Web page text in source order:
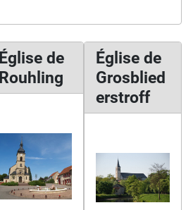
Église de
Rouhling
Église de
Grosblied
erstroff